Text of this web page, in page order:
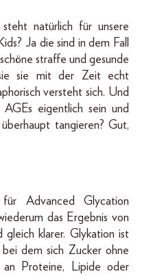
natürlich für unsere
Ja die sind in dem Fall
straffe und gesunde
sie mit der Zeit echt
versteht sich. Und
eigentlich sein und
tangieren? Gut,
Advanced Glycation
das Ergebnis von
klarer. Glykation ist
bei dem sich Zucker ohne
an Proteine, Lipide oder